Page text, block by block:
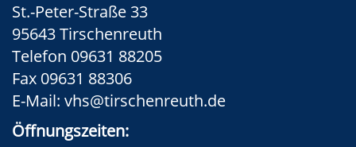
St.-Peter-Straße 33
95643 Tirschenreuth
Telefon 09631 88205
Fax 09631 88306
E-Mail: vhs@tirschenreuth.de
Öffnungszeiten: